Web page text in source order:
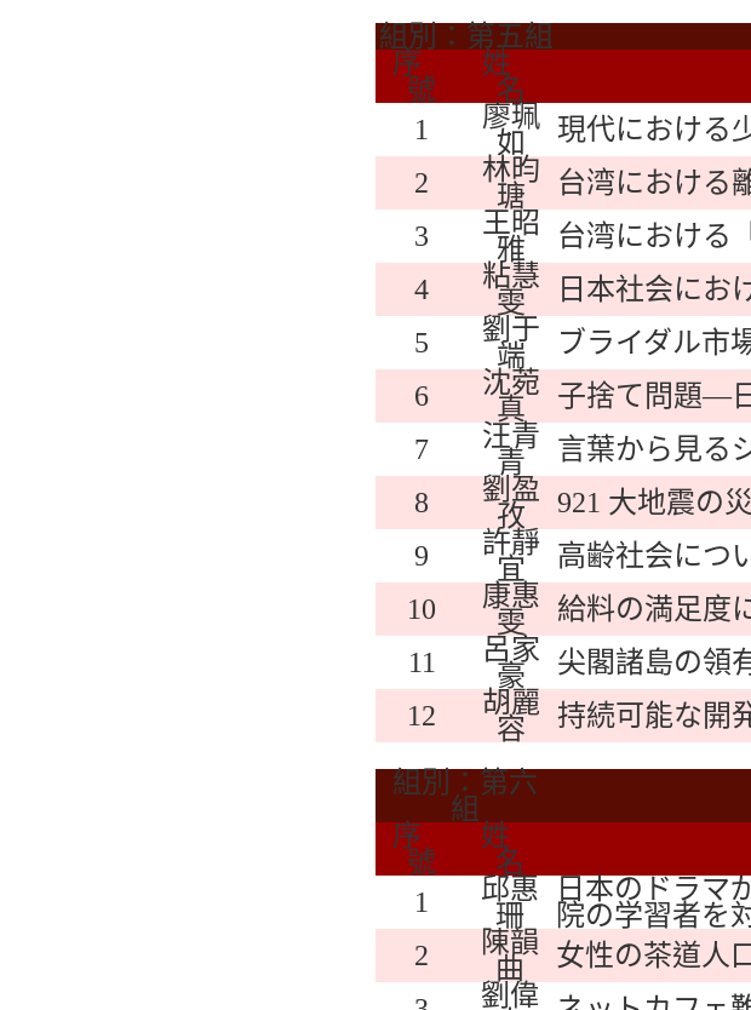
組別：第五組
序
號
姓
名
1
廖珮
如
現代における
2
林昀
瑭
台湾における
3
王昭
雅
台湾における
4
粘慧
雯
日本社会にお
5
劉于
端
ブライダル市
6
沈菀
真
子捨て問題―
7
汪青
青
言葉から見る
8
劉盈
孜
921 大地震の
9
許靜
宜
高齢社会につ
10
康惠
雯
給料の満足度
11
呂家
豪
尖閣諸島の領
12
胡麗
容
持続可能な開
組別：第六
組
序
號
姓
名
1
邱惠
珊
日本のドラマ
院の学習者を
2
陳韻
曲
女性の茶道人
劉偉